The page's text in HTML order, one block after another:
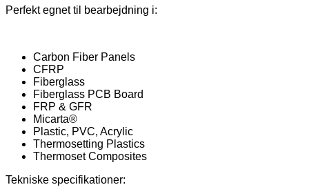
Perfekt egnet til bearbejdning i:
Carbon Fiber Panels
CFRP
Fiberglass
Fiberglass PCB Board
FRP & GFR
Micarta®
Plastic, PVC, Acrylic
Thermosetting Plastics
Thermoset Composites
Tekniske specifikationer: